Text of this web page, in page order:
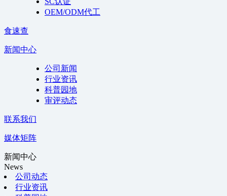
OEM/ODM代工
食速查
新闻中心
公司新闻
行业资讯
科普园地
审评动态
联系我们
媒体矩阵
新闻中心
News
公司动态
行业资讯